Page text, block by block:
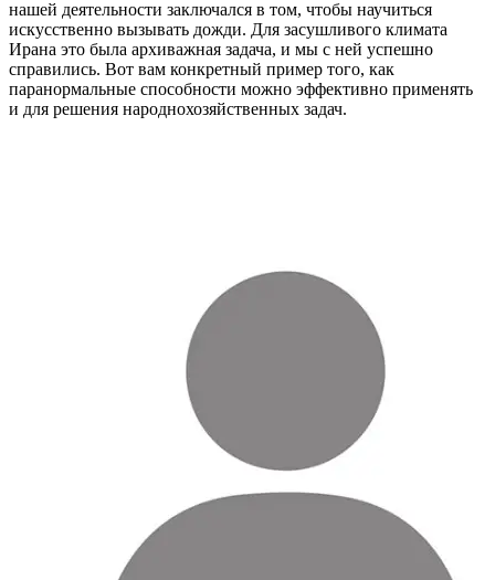
нашей деятельности заключался в том, чтобы научиться
искусственно вызывать дожди. Для засушливого климата
Ирана это была архиважная задача, и мы с ней успешно
справились. Вот вам конкретный пример того, как
паранормальные способности можно эффективно применять
и для решения народнохозяйственных задач.